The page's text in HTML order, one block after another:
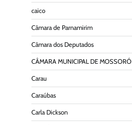
caico
Câmara de Parnamirim
Câmara dos Deputados
CÂMARA MUNICIPAL DE MOSSORÓ
Carau
Caraúbas
Carla Dickson